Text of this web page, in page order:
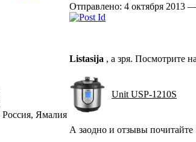
Отправлено: 4 октября 2013
Россия, Ямалия
Listasija , а зря. Посмотрите
Unit USP-1210S
А заодно и отзывы почитайте